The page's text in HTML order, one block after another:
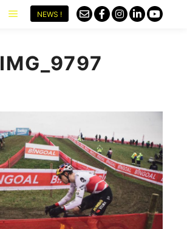
NEWS !
IMG_9797